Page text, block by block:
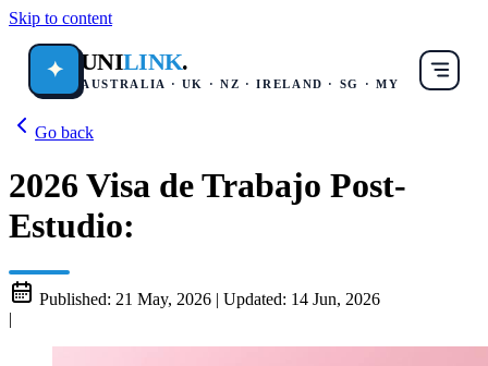
Skip to content
✦ UNILINK.
AUSTRALIA · UK · NZ · IRELAND · SG · MY
Go back
2026 Visa de Trabajo Post-
Estudio:
Published: 21 May, 2026 | Updated: 14 Jun, 2026
|